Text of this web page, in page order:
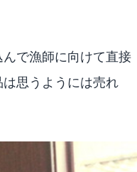
で漁師に向けて直接
思うようには売れ